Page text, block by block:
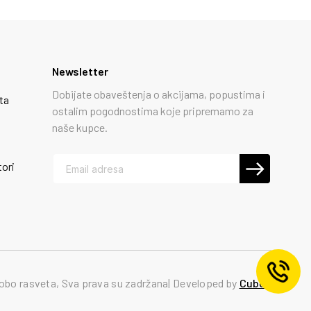
Newsletter
Dobijate obaveštenja o akcijama, popustima i
ostalim pogodnostima koje pripremamo za
naše kupce.
rasveta, Sva prava su zadržana Developed by Cubes